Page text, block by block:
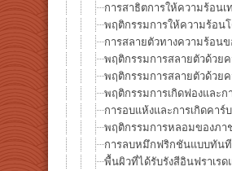
การสาธิตการให้ความร้อนเ
พฤติกรรมการให้ความร้อน
การสลายตัวทางความร้อน
พฤติกรรมการสลายตัวด้วย
พฤติกรรมการสลายตัวด้วย
พฤติกรรมการเกิดฟองและ
การอบแห้งและการเกิดคา
พฤติกรรมการหลอมของภา
การลบหมึกฟริกชันแบบทันที
พื้นผิวที่ได้รับรังสีอินฟราเร